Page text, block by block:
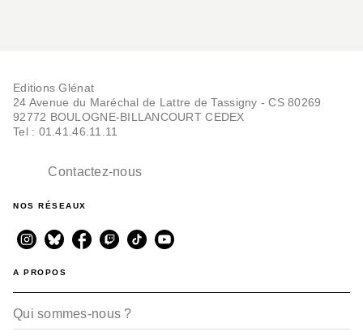
Editions Glénat
24 Avenue du Maréchal de Lattre de Tassigny - CS 80269
92772 BOULOGNE-BILLANCOURT CEDEX
Tel : 01.41.46.11.11
Contactez-nous
NOS RÉSEAUX
A PROPOS
Qui sommes-nous ?